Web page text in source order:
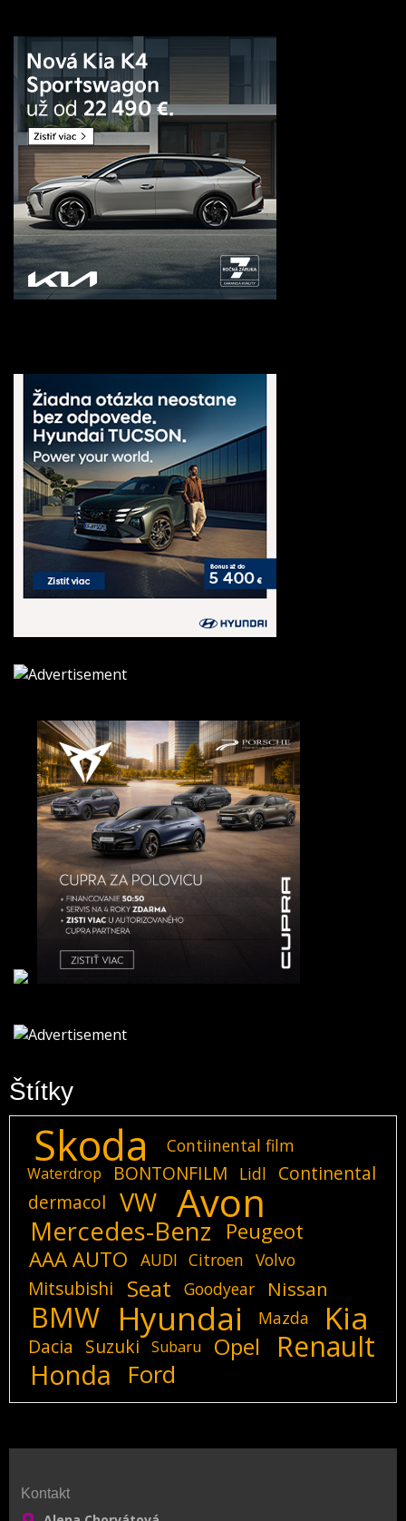
Štítky
Skoda Contiinental film
Waterdrop BONTONFILM Lidl
Continental
dermacol
VW Avon
Mercedes-Benz
Peugeot
AAA AUTO
AUDI Citroen Volvo
Mitsubishi Seat Goodyear Nissan
BMW Hyundai Mazda Kia
Dacia Suzuki Subaru Opel Renault
Honda Ford
Kontakt